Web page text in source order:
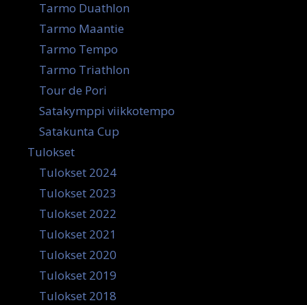
Tarmo Duathlon
Tarmo Maantie
Tarmo Tempo
Tarmo Triathlon
Tour de Pori
Satakymppi viikkotempo
Satakunta Cup
Tulokset
Tulokset 2024
Tulokset 2023
Tulokset 2022
Tulokset 2021
Tulokset 2020
Tulokset 2019
Tulokset 2018